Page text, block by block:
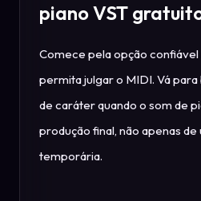
piano VST
Comece pela opção confiável
permita julgar o MIDI. Vá
de caráter quando o som de
produção final, não apenas
temporária.